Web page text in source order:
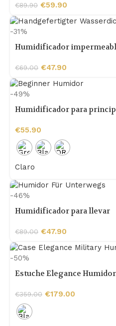
€89.90 €59.90
-31%
Humidificador
€69.00 €47.90
-49%
Humidificador para
€55.90
Claro
-46%
Humidificador para llevar
€89.00 €47.90
-50%
Estuche Elegance
€359.00 €179.00